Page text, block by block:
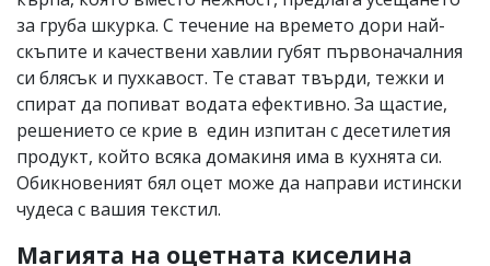
откриете
обиден
за
вас
моля
сигнализирайте
ни!
за груба шкурка. С течение на времето дори най-
скъпите и качествени хавлии губят първоначалния
си блясък и пухкавост. Те стават твърди, тежки и
спират да попиват водата ефективно. За щастие,
решението се крие в един изпитан с десетилетия
продукт, който всяка домакиня има в кухнята си.
Обикновеният бял оцет може да направи истински
чудеса с вашия текстил.
Магията на оцетната киселина